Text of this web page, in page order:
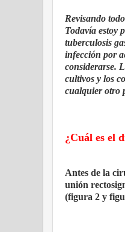
Revisando
Todavía estoy
tuberculosis
infección por
considerarse.
cultivos y los
cualquier otro
¿Cuál es el
Antes de la
unión
(figura 2 y